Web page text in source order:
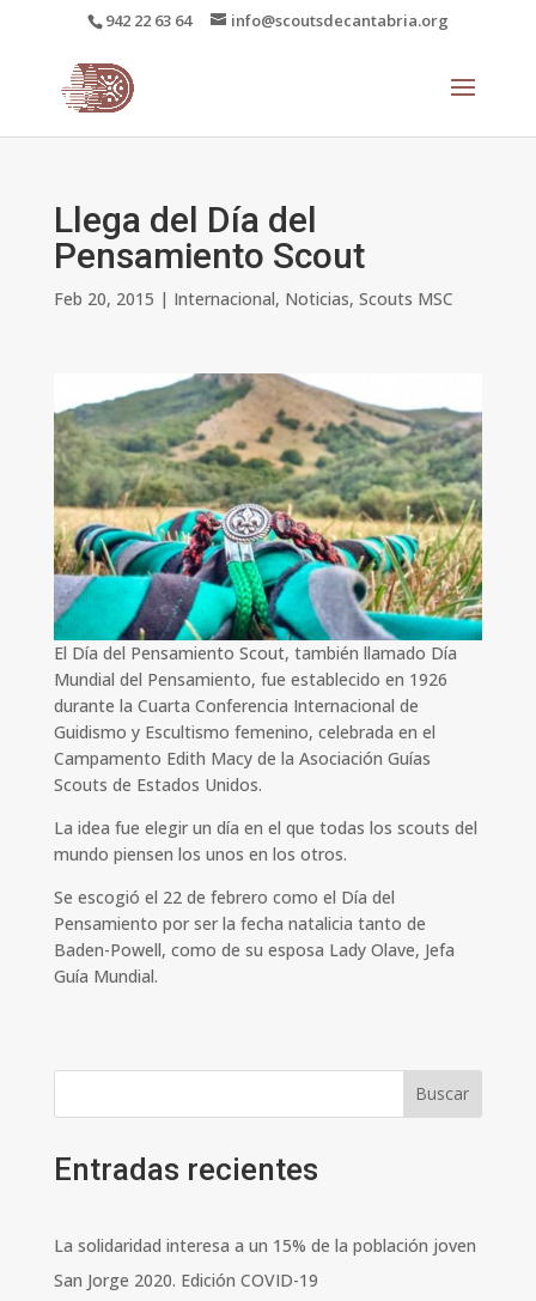
942 22 63 64 info@scoutsdecantabria.org
Llega del Día del
Pensamiento Scout
Feb 20, 2015 | Internacional, Noticias, Scouts MSC
El Día del Pensamiento Scout, también llamado Día
Mundial del Pensamiento, fue establecido en 1926
durante la Cuarta Conferencia Internacional de
Guidismo y Escultismo femenino, celebrada en el
Campamento Edith Macy de la Asociación Guías
Scouts de Estados Unidos.
La idea fue elegir un día en el que todas los scouts del
mundo piensen los unos en los otros.
Se escogió el 22 de febrero como el Día del
Pensamiento por ser la fecha natalicia tanto de
Baden-Powell, como de su esposa Lady Olave, Jefa
Guía Mundial.
Buscar
Entradas recientes
La solidaridad interesa a un 15% de la población joven
San Jorge 2020. Edición COVID-19